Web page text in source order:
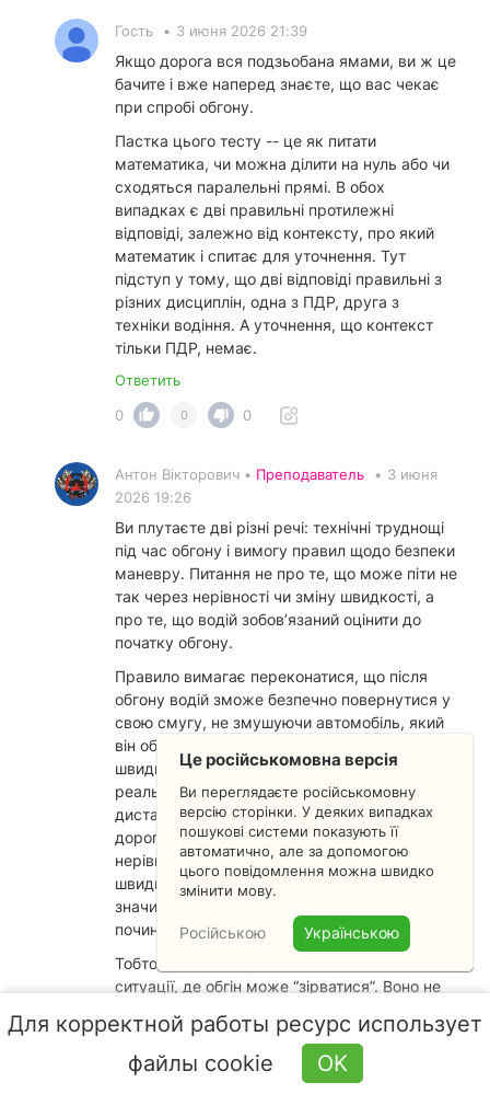
Гость • 3 июня 2026 21:39
Якщо дорога вся подзьобана ямами, ви ж це
бачите і вже наперед знаєте, що вас чекає
при спробі обгону.
Пастка цього тесту -- це як питати
математика, чи можна ділити на нуль або чи
сходяться паралельні прямі. В обох
випадках є дві правильні протилежні
відповіді, залежно від контексту, про який
математик і спитає для уточнення. Тут
підступ у тому, що дві відповіді правильні з
різних дисциплін, одна з ПДР, друга з
техніки водіння. А уточнення, що контекст
тільки ПДР, немає.
Ответить
0
0 0
Антон Вікторович • Преподаватель • 3 июня
2026 19:26
Ви плутаєте дві різні речі: технічні труднощі
під час обгону і вимогу правил щодо безпеки
маневру. Питання не про те, що може піти не
так через нерівності чи зміну швидкості, а
про те, що водій зобов’язаний оцінити до
початку обгону.
Правило вимагає переконатися, що після
обгону водій зможе безпечно повернутися у
свою смугу, не змушуючи автомобіль, який
він обганяє, гальмувати чи змінювати
швидкість. Це означає, що водій має
реально оцінити запас потужності,
дистанцію, швидкість обох автомобілів і стан
дороги. Якщо є ризик, що через підйом,
нерівності чи інші фактори він втратить
швидкість і не встигне завершити обгін -
значить, він не переконався в безпечності, і
починати обгін не можна.
Тобто правило якраз і покликане відсіяти
ситуації, де обгін може “зірватися”. Воно не
враховувати їх ще до початку маневру.
Ответить
Це російськомовна версія
Ви переглядаєте російськомовну
версію сторінки. У деяких випадках
пошукові системи показують її
автоматично, але за допомогою
цього повідомлення можна швидко
змінити мову.
Російською Українською
Для корректной работы ресурс использует
файлы cookie
OK